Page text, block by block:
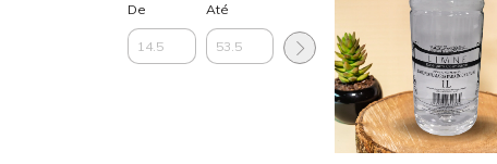
De Até